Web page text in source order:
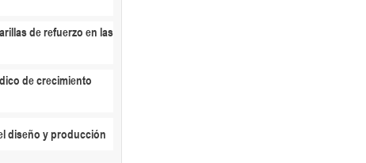
de refuerzo en las
de crecimiento
diseño y producción